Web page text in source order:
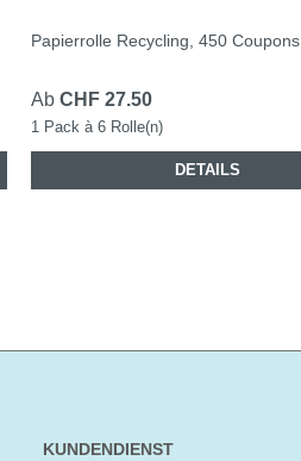
Papierrolle Recycling, 450 Coupons
Ab CHF 27.50
1 Pack à 6 Rolle(n)
DETAILS
KUNDENDIENST